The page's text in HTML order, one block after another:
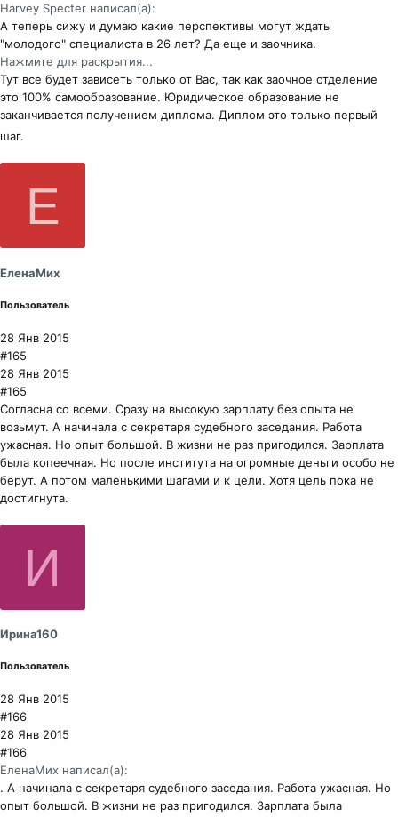
Harvey Specter написал(а):
А теперь сижу и думаю какие перспективы могут ждать
"молодого" специалиста в 26 лет? Да еще и заочника.
Нажмите для раскрытия...
Тут все будет зависеть только от Вас, так как заочное отделение
это 100% самообразование. Юридическое образование не
заканчивается получением диплома. Диплом это только первый
шаг.
Е
ЕленаМих
Пользователь
28 Янв 2015
#165
28 Янв 2015
#165
Согласна со всеми. Сразу на высокую зарплату без опыта не
возьмут. А начинала с секретаря судебного заседания. Работа
ужасная. Но опыт большой. В жизни не раз пригодился. Зарплата
была копеечная. Но после института на огромные деньги особо не
берут. А потом маленькими шагами и к цели. Хотя цель пока не
достигнута.
И
Ирина160
Пользователь
28 Янв 2015
#166
28 Янв 2015
#166
ЕленаМих написал(а):
. А начинала с секретаря судебного заседания. Работа ужасная. Но
опыт большой. В жизни не раз пригодился. Зарплата была